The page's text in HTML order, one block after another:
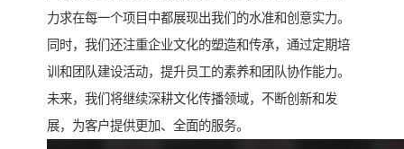
力求在每一个项目中都展现出我们的水准和创意实力。
同时，我们还注重企业文化的塑造和传承，通过定期培
训和团队建设活动，提升员工的素养和团队协作能力。
未来，我们将继续深耕文化传播领域，不断创新和发
展，为客户提供更加、全面的服务。